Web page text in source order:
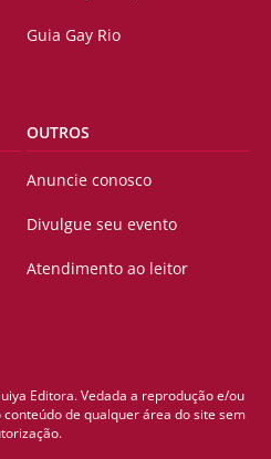
Guia Gay Rio
OUTROS
Anuncie conosco
Divulgue seu evento
Atendimento ao leitor
Editora. Vedada a reprodução e/ou
de qualquer área do site sem